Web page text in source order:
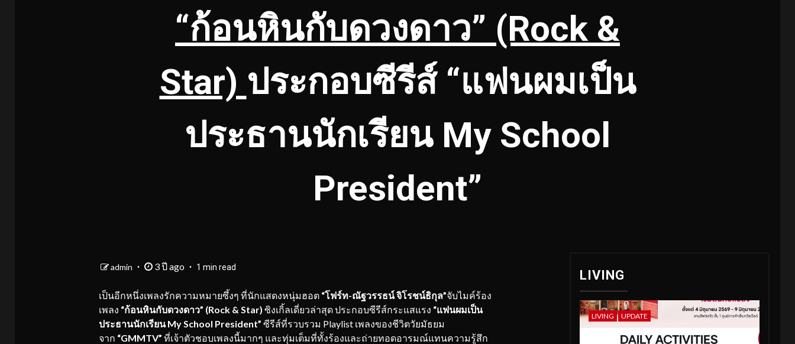
“ก้อนหินกับดวงดาว” (Rock &
Star) ประกอบซีรีส์ “แฟนผมเป็น
ประธานนักเรียน My School
President”
admin 3 ปี ago 1 min read
เป็นอีกหนึ่งเพลงรักความหมายซึ้งๆ ที่นักแสดงหนุ่มฮอต “โฟร์ท-ณัฐวรรธน์ จิโรชน์ธิกุล”จับไมค์ร้อง
เพลง “ก้อนหินกับดวงดาว” (Rock & Star) ซิงเกิ้ลเดี่ยวล่าสุดประกอบซีรีส์กระแสแรง “แฟนผมเป็น
ประธานนักเรียนMy School President” ซีรีส์ที่รวบรวม Playlist เพลงของชีวิตวัยมัธยม
จาก “GMMTV” ที่เจ้าตัวชอบเพลงนี้มากๆ และทุ่มเต็มที่ทั้งร้องและถ่ายทอดอารมณ์แทนความรู้สึก
LIVING
LIVING UPDATE